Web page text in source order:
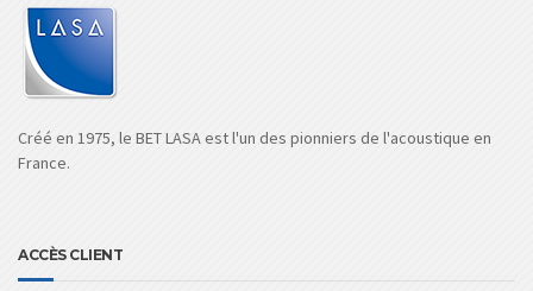
Créé en 1975, le BET LASA est l'un des pionniers de l'acoustique en
France.
ACCÈS CLIENT